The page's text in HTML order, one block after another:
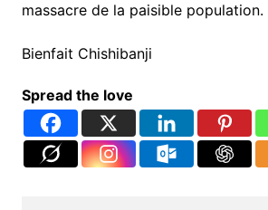
massacre de la paisible population.
Bienfait Chishibanji
Spread the love